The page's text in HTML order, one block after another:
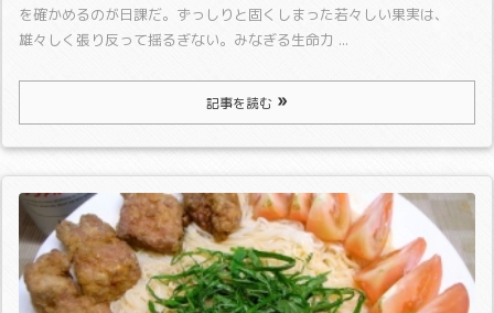
を確かめるのが日課だ。 ずっしりと固くしまった若々しい果実は、
雄々しく張り反って揺るぎない。みなぎる生命力 ...
記事を読む